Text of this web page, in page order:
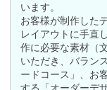
います。
お客様が制作した
レイアウトに手直
作に必要な素材（
いただき、バラン
ードコース」、お
する「オーダーデ